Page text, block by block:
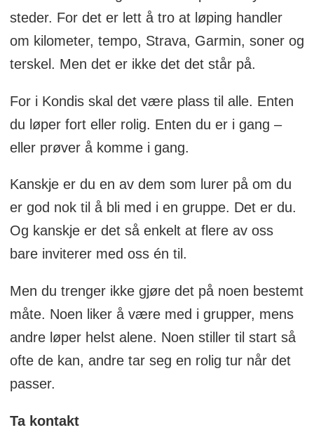
steder. For det er lett å tro at løping handler
om kilometer, tempo, Strava, Garmin, soner og
terskel. Men det er ikke det det står på.
For i Kondis skal det være plass til alle. Enten
du løper fort eller rolig. Enten du er i gang –
eller prøver å komme i gang.
Kanskje er du en av dem som lurer på om du
er god nok til å bli med i en gruppe. Det er du.
Og kanskje er det så enkelt at flere av oss
bare inviterer med oss én til.
Men du trenger ikke gjøre det på noen bestemt
måte. Noen liker å være med i grupper, mens
andre løper helst alene. Noen stiller til start så
ofte de kan, andre tar seg en rolig tur når det
passer.
Ta kontakt